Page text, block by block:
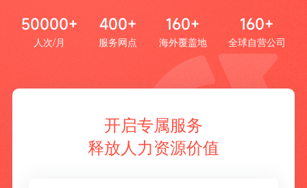
50000+
人次/月
400+
服务网点
160+
海外覆盖地
160+
全球自营公司
开启专属服务
释放人力资源价值